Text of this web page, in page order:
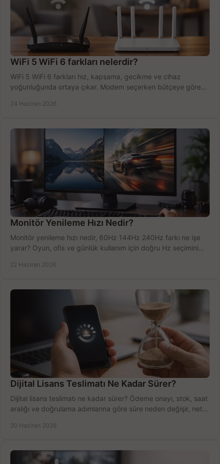
WiFi 5 WiFi 6 farkları nelerdir?
WiFi 5 WiFi 6 farkları hız, kapsama, gecikme ve cihaz
yoğunluğunda ortaya çıkar. Modem seçerken bütçeye göre
24 Haziran 2026
Monitör Yenileme Hızı Nedir?
Monitör yenileme hızı nedir, 60Hz 144Hz 240Hz farkı ne işe
yarar? Oyun, ofis ve günlük kullanım için doğru Hz seçimini
22 Haziran 2026
Dijital Lisans Teslimatı Ne Kadar Sürer?
Dijital lisans teslimatı ne kadar sürer? Ödeme onayı, stok, saat
aralığı ve doğrulama adımlarına göre süre neden değişir, net
20 Haziran 2026